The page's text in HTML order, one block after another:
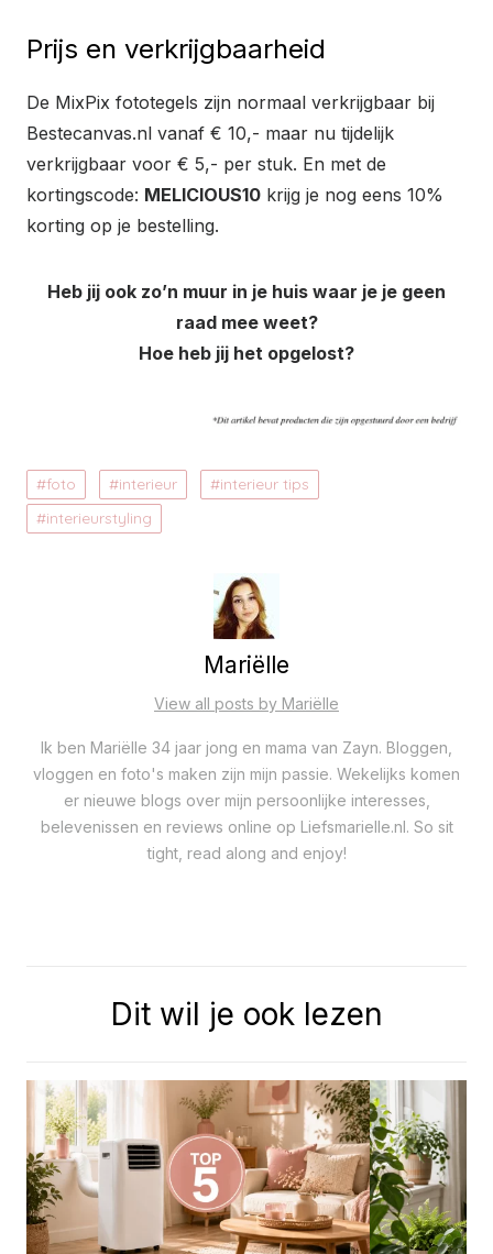
Prijs en verkrijgbaarheid
De MixPix fototegels zijn normaal verkrijgbaar bij
Bestecanvas.nl vanaf € 10,- maar nu tijdelijk
verkrijgbaar voor € 5,- per stuk. En met de
kortingscode: MELICIOUS10 krijg je nog eens 10%
korting op je bestelling.
Heb jij ook zo’n muur in je huis waar je je geen
raad mee weet?
Hoe heb jij het opgelost?
foto interieur
interieur tips
interieurstyling
Mariëlle
View all posts by Mariëlle
Ik ben Mariëlle 34 jaar jong en mama van Zayn. Bloggen,
vloggen en foto's maken zijn mijn passie. Wekelijks komen
er nieuwe blogs over mijn persoonlijke interesses,
belevenissen en reviews online op Liefsmarielle.nl. So sit
tight, read along and enjoy!
Dit wil je ook lezen